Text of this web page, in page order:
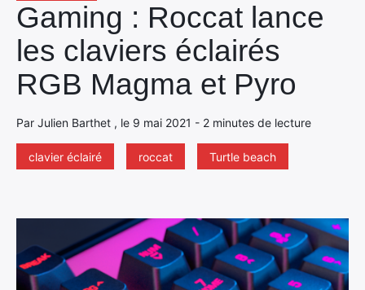
Gaming : Roccat lance
les claviers éclairés
RGB Magma et Pyro
Par Julien Barthet , le 9 mai 2021 - 2 minutes de lecture
clavier éclairé roccat Turtle beach